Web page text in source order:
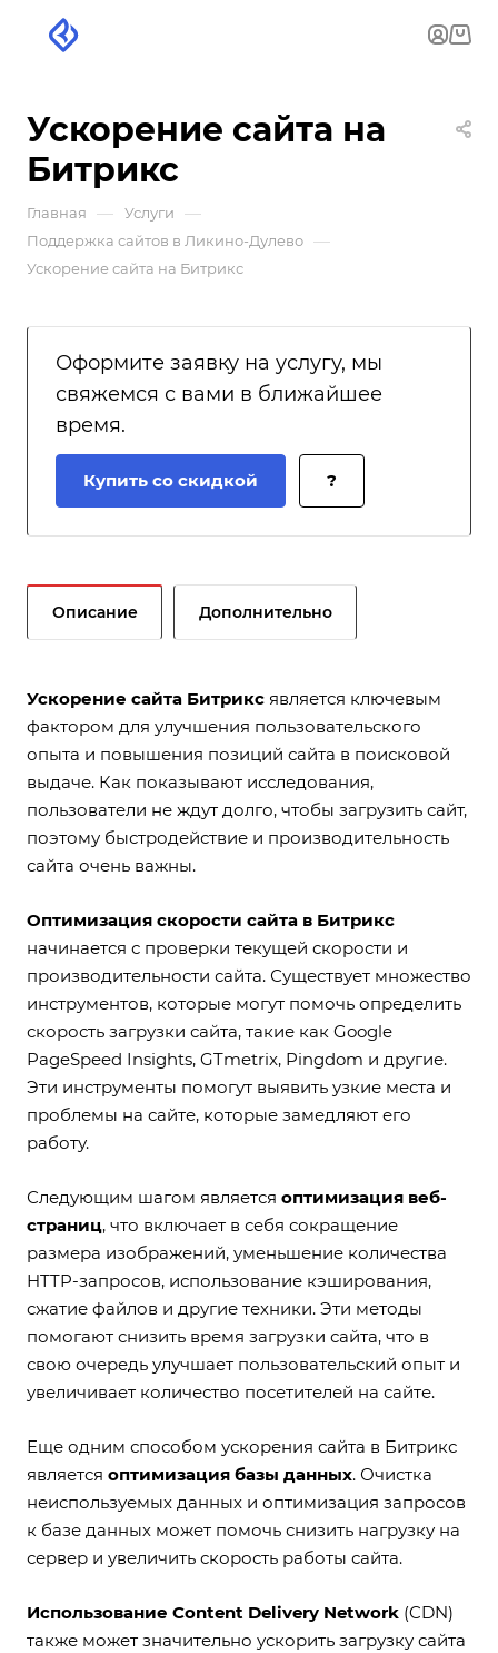
Ускорение сайта на
Битрикс
Главная — Услуги —
Поддержка сайтов в Ликино-Дулево —
Ускорение сайта на Битрикс
Оформите заявку на услугу, мы
свяжемся с вами в ближайшее
время.
Купить со скидкой ?
Описание Дополнительно
Ускорение сайта Битрикс является ключевым
фактором для улучшения пользовательского
опыта и повышения позиций сайта в поисковой
выдаче. Как показывают исследования,
пользователи не ждут долго, чтобы загрузить сайт,
поэтому быстродействие и производительность
сайта очень важны.
Оптимизация скорости сайта в Битрикс
начинается с проверки текущей скорости и
производительности сайта. Существует множество
инструментов, которые могут помочь определить
скорость загрузки сайта, такие как Google
PageSpeed Insights, GTmetrix, Pingdom и другие.
Эти инструменты помогут выявить узкие места и
проблемы на сайте, которые замедляют его
работу.
Следующим шагом является оптимизация веб-
страниц, что включает в себя сокращение
размера изображений, уменьшение количества
HTTP-запросов, использование кэширования,
сжатие файлов и другие техники. Эти методы
помогают снизить время загрузки сайта, что в
свою очередь улучшает пользовательский опыт и
увеличивает количество посетителей на сайте.
Еще одним способом ускорения сайта в Битрикс
является оптимизация базы данных. Очистка
неиспользуемых данных и оптимизация запросов
к базе данных может помочь снизить нагрузку на
сервер и увеличить скорость работы сайта.
Использование Content Delivery Network (CDN)
также может значительно ускорить загрузку сайта